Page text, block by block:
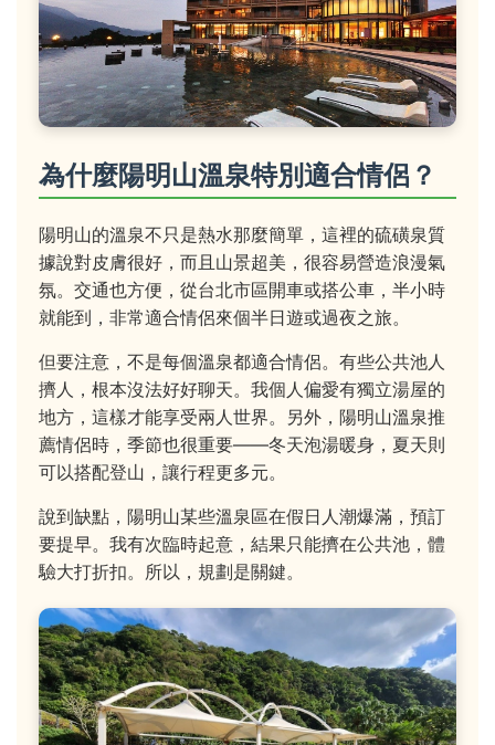
為什麼陽明山溫泉特別適合情侶？
陽明山的溫泉不只是熱水那麼簡單，這裡的硫磺泉質
據說對皮膚很好，而且山景超美，很容易營造浪漫氣
氛。交通也方便，從台北市區開車或搭公車，半小時
就能到，非常適合情侶來個半日遊或過夜之旅。
但要注意，不是每個溫泉都適合情侶。有些公共池人
擠人，根本沒法好好聊天。我個人偏愛有獨立湯屋的
地方，這樣才能享受兩人世界。另外，陽明山溫泉推
薦情侶時，季節也很重要——冬天泡湯暖身，夏天則
可以搭配登山，讓行程更多元。
說到缺點，陽明山某些溫泉區在假日人潮爆滿，預訂
要提早。我有次臨時起意，結果只能擠在公共池，體
驗大打折扣。所以，規劃是關鍵。